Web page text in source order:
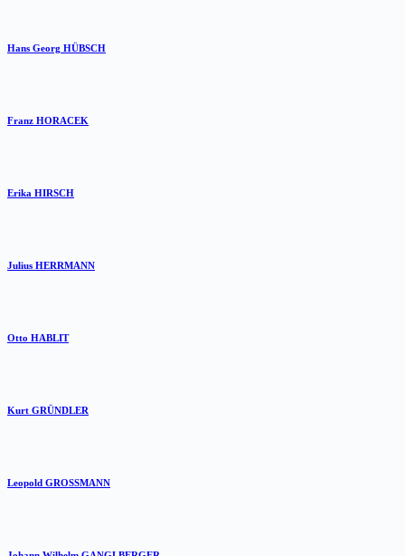
Hans Georg HÜBSCH
Franz HORACEK
Erika HIRSCH
Julius HERRMANN
Otto HABLIT
Kurt GRÜNDLER
Leopold GROSSMANN